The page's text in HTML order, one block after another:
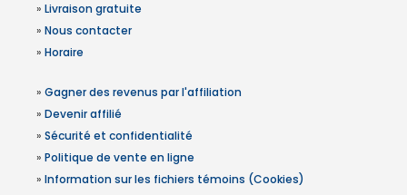
» Livraison gratuite
» Nous contacter
» Horaire
» Gagner des revenus par l'affiliation
» Devenir affilié
» Sécurité et confidentialité
» Politique de vente en ligne
» Information sur les fichiers témoins (Cookies)